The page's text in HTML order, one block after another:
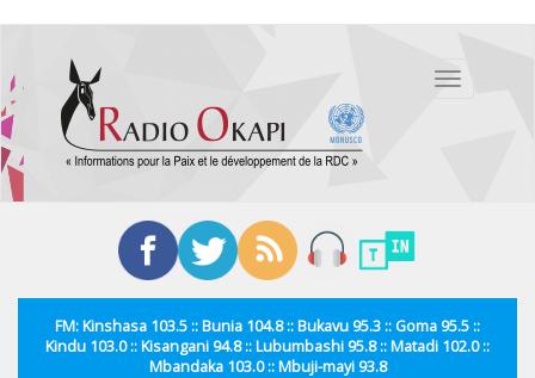
contenu
principal
Toggle
FM: Kinshasa 103.5 :: Bunia 104.8 :: Bukavu 95.3 :: Goma 95.5 ::
Kindu 103.0 :: Kisangani 94.8 :: Lubumbashi 95.8 :: Matadi 102.0 ::
Mbandaka 103.0 :: Mbuji-mayi 93.8